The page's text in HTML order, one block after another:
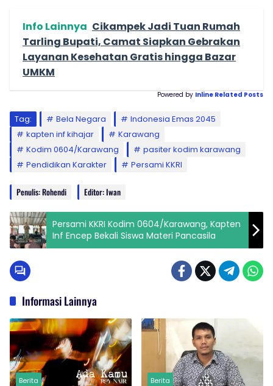
Info Lainnya Cikampek Jadi Tuan Rumah
Tarling Bupati, Camat Siapkan Gebrakan
Layanan Kesehatan Gratis hingga Bazar
UMKM
Powered by Inline Related Posts
Tag: Bela Negara
Indonesia Emas 2045
kapten inf kihajar
Karawang
Kodim 0604/Karawang
pasiter kodim karawang
Pendidikan Karakter
Persami KKRI
Penulis: Rohendi Editor: Iwan
Persami KKRI Kodim 0604/Karawang, Kapten
Inf Encep Bekali Siswa Materi Pancasila
Informasi Lainnya
Berita Berita